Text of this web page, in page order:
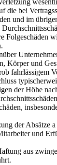
die bei
und im
Folgeschäden
Körper und
fahrlässigem
der Höhe
der Absätze
und
aus